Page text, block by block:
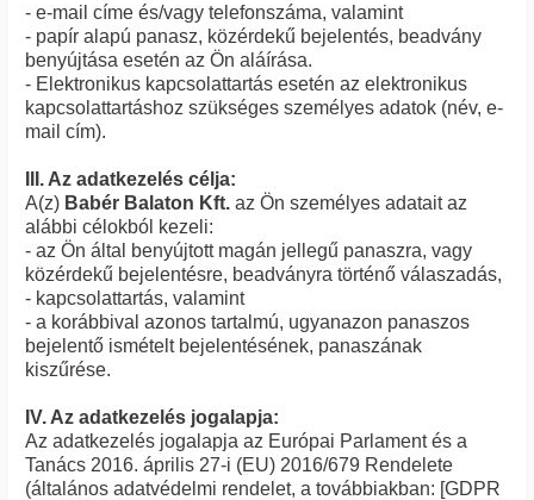
- e-mail címe és/vagy telefonszáma, valamint
- papír alapú panasz, közérdekű bejelentés, beadvány
benyújtása esetén az Ön aláírása.
- Elektronikus kapcsolattartás esetén az elektronikus
kapcsolattartáshoz szükséges személyes adatok (név, e-
mail cím).
III. Az adatkezelés célja:
A(z) Babér Balaton Kft. az Ön személyes adatait az
alábbi célokból kezeli:
- az Ön által benyújtott magán jellegű panaszra, vagy
közérdekű bejelentésre, beadványra történő válaszadás,
- kapcsolattartás, valamint
- a korábbival azonos tartalmú, ugyanazon panaszos
bejelentő ismételt bejelentésének, panaszának
kiszűrése.
IV. Az adatkezelés jogalapja:
Az adatkezelés jogalapja az Európai Parlament és a
Tanács 2016. április 27-i (EU) 2016/679 Rendelete
(általános adatvédelmi rendelet, a továbbiakban: [GDPR